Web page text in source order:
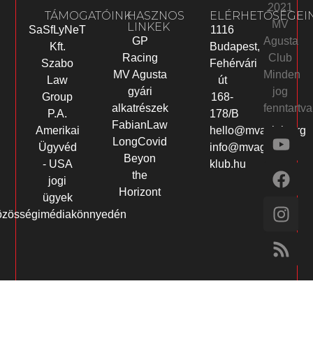
TÁMOGATÓINK
SaSfLyNeT
Kft.
Szabo
Law
Group
P.A.
Amerikai
Ügyvéd
- USA
jogi
ügyek
HASZNOS
LINKEK
GP
Racing
MV Agusta
gyári
alkatrészek
FabianLaw
LongCovid
Beyon
the
Horizont
1116
Budapest,
Fehérvári
út
168-
178/B
hello@mvaclub.org
info@mvagusta-
klub.hu
2021
MV
Agusta
Club
Minden
jog